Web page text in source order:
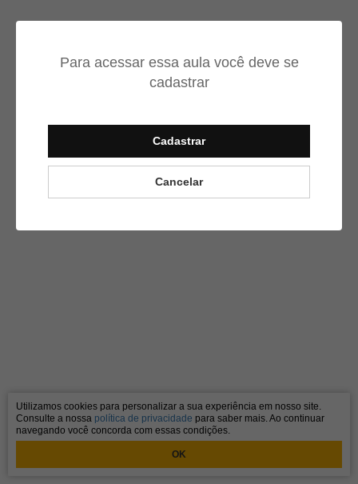
Para acessar essa aula você deve se
cadastrar
Cadastrar
Cancelar
Utilizamos cookies para personalizar a sua experiência em nosso site.
Consulte a nossa política de privacidade para saber mais. Ao continuar
navegando você concorda com essas condições.
OK